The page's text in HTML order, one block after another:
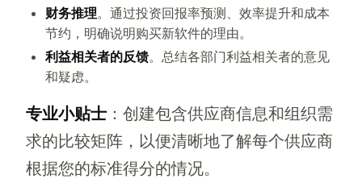
财务推理。通过投资回报率预测、效率提升和成本
节约，明确说明购买新软件的理由。
利益相关者的反馈。总结各部门利益相关者的意见
和疑虑。
专业小贴士 ：创建包含供应商信息和组织需
求的比较矩阵，以便清晰地了解每个供应商
根据您的标准得分的情况。